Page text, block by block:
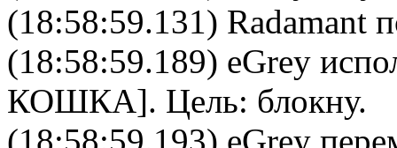
(18:58:59.131) Radamant
(18:58:59.189) eGrey
КОШКА]. Цель: блокну.
(18:58:59.193) eGrey